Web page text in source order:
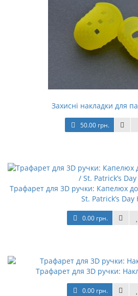
Захисні накладки для
50.00 грн.
Трафарет для 3D ручки: Капелюх
St. Patrick’s Day
0.00 грн.
Трафарет для 3D ручки:
0.00 грн.